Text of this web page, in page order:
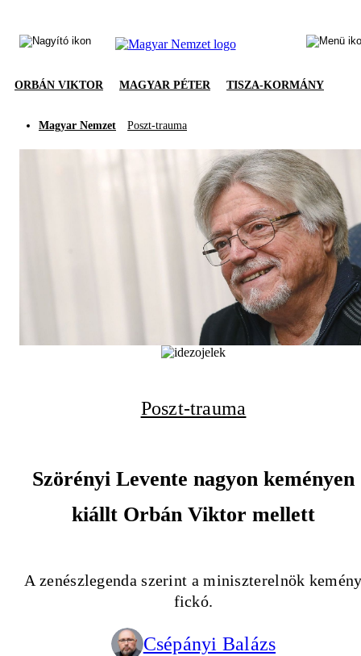
ORBÁN VIKTOR MAGYAR PÉTER TISZA-KORMÁNY
Magyar Nemzet Poszt-trauma
Poszt-trauma
Szörényi Levente nagyon keményen
kiállt Orbán Viktor mellett
A zenészlegenda szerint a miniszterelnök
fickó.
Csépányi Balázs